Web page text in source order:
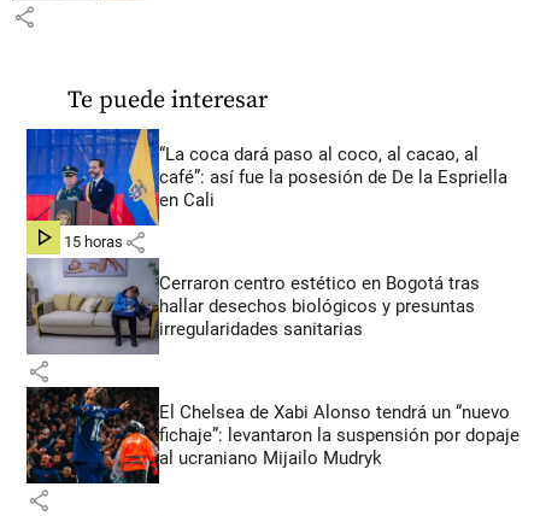
share
Te puede interesar
“La coca dará paso al coco, al cacao, al
café”: así fue la posesión de De la Espriella
en Cali
hace 15 horas share
Cerraron centro estético en Bogotá tras
hallar desechos biológicos y presuntas
irregularidades sanitarias
share
El Chelsea de Xabi Alonso tendrá un “nuevo
fichaje”: levantaron la suspensión por dopaje
al ucraniano Mijailo Mudryk
share